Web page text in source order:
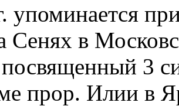
упоминается
Сенях в
3
прор. Илии в